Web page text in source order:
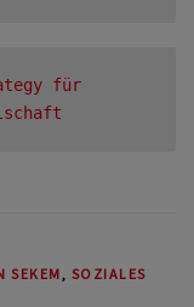
für
SEKEM, SOZIALES